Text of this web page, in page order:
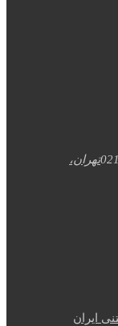
تهران،
ایران